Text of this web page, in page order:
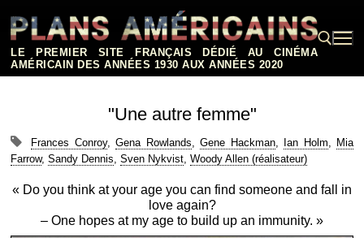
contenu
LE PREMIER SITE FRANÇAIS DÉDIÉ AU CINÉMA
AMÉRICAIN DES ANNÉES 1930 AUX ANNÉES 2020
"Une autre femme"
Frances Conroy,Gena Rowlands,Gene Hackman, Ian Holm, Mia
Farrow, Sandy Dennis, Sven Nykvist, Woody Allen (réalisateur)
« Do you think at your age you can find someone and fall in
love again?
– One hopes at my age to build up an immunity. »